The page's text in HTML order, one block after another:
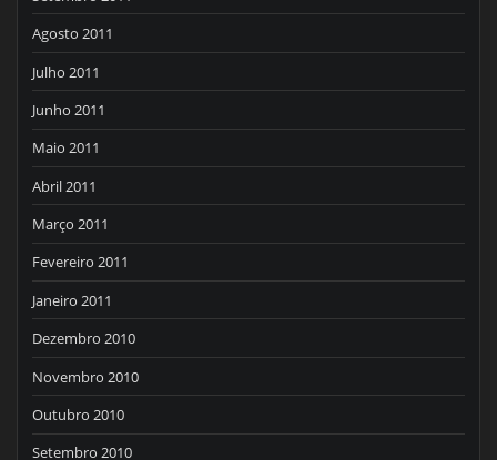
Agosto 2011
Julho 2011
Junho 2011
Maio 2011
Abril 2011
Março 2011
Fevereiro 2011
Janeiro 2011
Dezembro 2010
Novembro 2010
Outubro 2010
Setembro 2010